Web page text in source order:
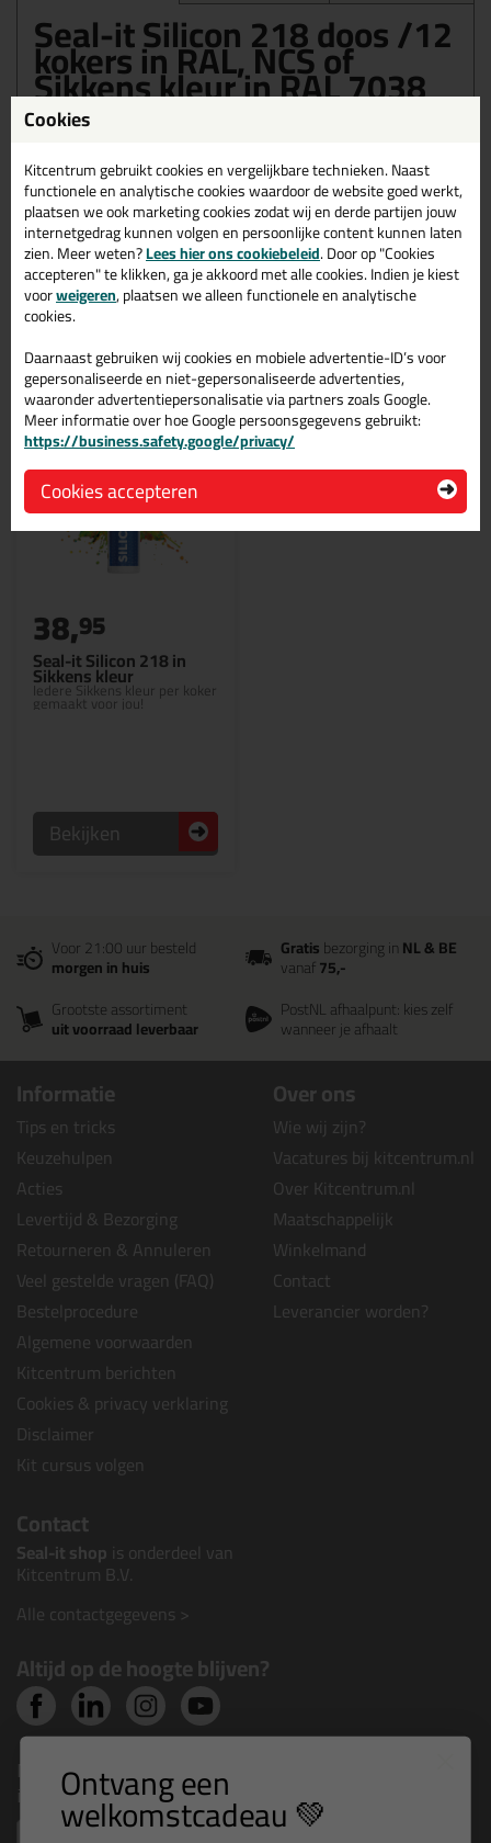
Seal-it Silicon 218 doos /12
kokers in RAL, NCS of
Sikkens kleur in RAL 7038
Bestel de Seal-it Silicon 218 doos /12 kokers in RAL, NCS of
morgen in huis.
Wil je meer weten over de toepassing en kenmerken van dit
product?Lees alles over dit product >
Gerelateerde producten
Seal-it Silicon 218 in
Sikkens kleur
Iedere Sikkens kleur per koker
gemaakt voor jou!
38,95
Bekijken
Voor 21:00 uur besteld
morgen in huis
Gratisbezorging inNL & BE
vanaf75,-
Grootste assortiment
uit voorraad leverbaar
PostNL afhaalpunt: kies zelf
wanneer je afhaalt
Informatie
Tips en tricks
Keuzehulpen
Acties
Levertijd & Bezorging
Retourneren & Annuleren
Veel gestelde vragen (FAQ)
Bestelprocedure
Algemene voorwaarden
Kitcentrum berichten
Cookies & privacy verklaring
Disclaimer
Kit cursus volgen
Over ons
Wie wij zijn?
Vacatures bij kitcentrum.nl
Over Kitcentrum.nl
Maatschappelijk
Winkelmand
Contact
Leverancier worden?
Contact
Seal-it shop is onderdeel van
Kitcentrum B.V.
Alle contactgegevens >
Altijd op de hoogte blijven?
Nieuws, tips en exclusieve deals rechtstreeks in je
inbox
Cookies
Kitcentrum gebruikt cookies en vergelijkbare technieken. Naast
functionele en analytische cookies waardoor de website goed werkt,
plaatsen we ook marketing cookies zodat wij en derde partijen jouw
internetgedrag kunnen volgen en persoonlijke content kunnen laten
zien. Meer weten?Lees hier ons cookiebeleid. Door op "Cookies
accepteren" te klikken, ga je akkoord met alle cookies. Indien je kiest
voorweigeren, plaatsen we alleen functionele en analytische
cookies.
Daarnaast gebruiken wij cookies en mobiele advertentie-ID’s voor
gepersonaliseerde en niet-gepersonaliseerde advertenties,
waaronder advertentiepersonalisatie via partners zoals Google.
Meer informatie over hoe Google persoonsgegevens gebruikt:
https://business.safety.google/privacy/
Cookies accepteren
Ontvang een
welkomstcadeau 💚